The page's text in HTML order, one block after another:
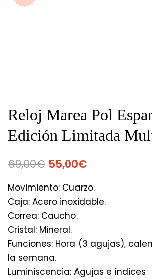
Reloj Marea Pol
Edición Limitada
69,00€ 55,00€
Movimiento: Cuarzo.
Caja: Acero inoxidable.
Correa: Caucho.
Cristal: Mineral.
Funciones: Hora (3 agujas),
la semana.
Luminiscencia: Agujas e índices